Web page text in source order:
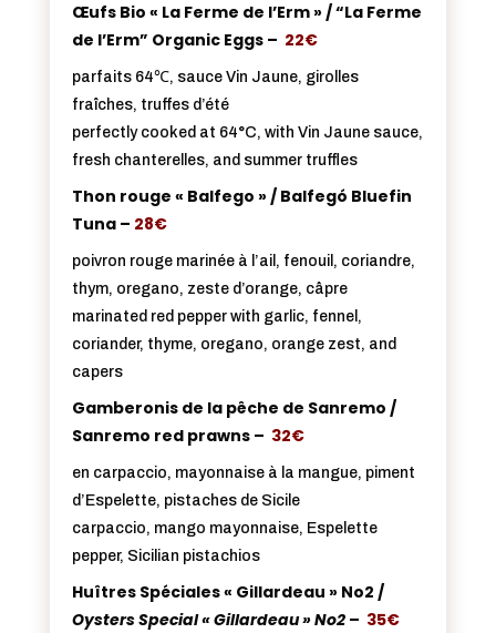
Œufs Bio « La Ferme de l’Erm » / “La Ferme
de l’Erm” Organic Eggs – 22€
parfaits 64℃, sauce Vin Jaune, girolles
fraîches, truffes d’été
perfectly cooked at 64°C, with Vin Jaune sauce,
fresh chanterelles, and summer truffles
Thon rouge « Balfego » / Balfegó Bluefin
Tuna – 28€
poivron rouge marinée à l’ail, fenouil, coriandre,
thym, oregano, zeste d’orange, câpre
marinated red pepper with garlic, fennel,
coriander, thyme, oregano, orange zest, and
capers
Gamberonis de la pêche de Sanremo /
Sanremo red prawns – 32€
en carpaccio, mayonnaise à la mangue, piment
d’Espelette, pistaches de Sicile
carpaccio, mango mayonnaise, Espelette
pepper, Sicilian pistachios
Huîtres Spéciales « Gillardeau » No2 /
Oysters Special « Gillardeau » No2– 35€